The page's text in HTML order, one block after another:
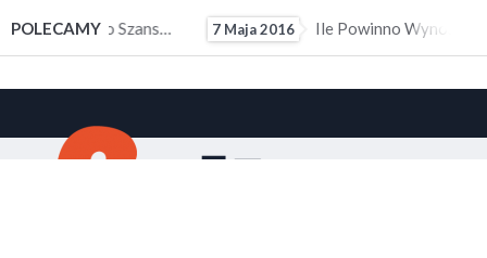
POLECAMY
Doświadczeniem Zawodowym 7 Maja 2016 Ile Powinno Wynosić Kieszonkowe?